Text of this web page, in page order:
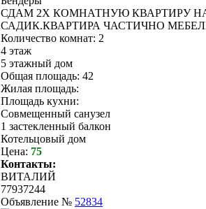
СДАМ 2Х КОМНАТНУЮ КВАРТИРУ
САДИК.КВАРТИРА ЧАСТИЧНО
Количество комнат: 2
4 этаж
5 этажный дом
Общая площадь: 42
Жилая площадь:
Площадь кухни:
Совмещенный санузел
1 застекленный балкон
Котельцовый дом
Цена: 75
Контакты:
ВИТАЛИЙ
77937244
Объявление № 52834